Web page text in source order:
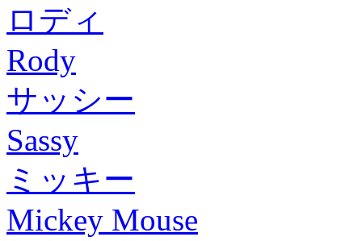
ロディ
Rody
サッシー
Sassy
ミッキー
Mickey Mouse